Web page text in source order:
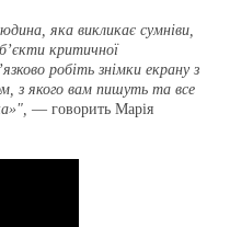
яка викликає сумніви,
критичної
робіть знімки екрану з
з якого вам пишуть та все
— говорить Марія